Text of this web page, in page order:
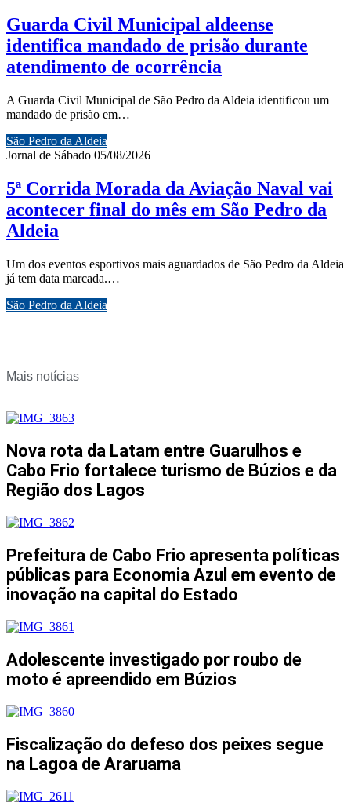
Guarda Civil Municipal aldeense
identifica mandado de prisão durante
atendimento de ocorrência
A Guarda Civil Municipal de São Pedro da Aldeia identificou um
mandado de prisão em…
São Pedro da Aldeia
Jornal de Sábado 05/08/2026
5ª Corrida Morada da Aviação Naval vai
acontecer final do mês em São Pedro da
Aldeia
Um dos eventos esportivos mais aguardados de São Pedro da Aldeia
já tem data marcada.…
São Pedro da Aldeia
Mais notícias
Nova rota da Latam entre Guarulhos e
Cabo Frio fortalece turismo de Búzios e da
Região dos Lagos
Prefeitura de Cabo Frio apresenta políticas
públicas para Economia Azul em evento de
inovação na capital do Estado
Adolescente investigado por roubo de
moto é apreendido em Búzios
Fiscalização do defeso dos peixes segue
na Lagoa de Araruama